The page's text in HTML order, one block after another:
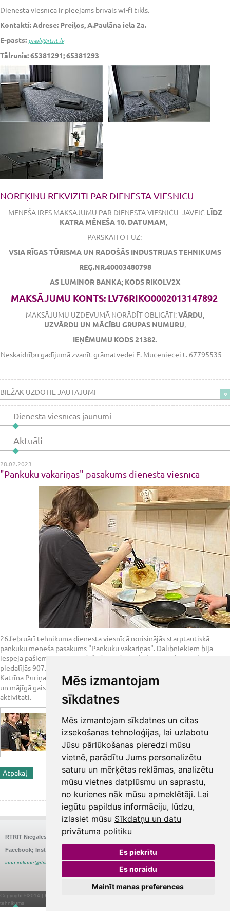
Mēs izmantojam
sīkdatnes
Mēs izmantojam sīkdatnes un citas
izsekošanas tehnoloģijas, lai uzlabotu
Jūsu pārlūkošanas pieredzi mūsu
vietnē, parādītu Jums personalizētu
saturu un mērķētas reklāmas, analizētu
mūsu vietnes datplūsmu un saprastu,
no kurienes nāk mūsu apmeklētāji. Lai
iegūtu papildus informāciju, lūdzu,
izlasiet mūsu Sīkdatņu un datu
privātuma politiku
Es piekrītu
Es noraidu
Mainīt manas preferences
Dienesta viesnīcā ir pieejams brīvais wi-fi tīkls.
Kontakti: Adrese: Preiļos, A.Paulāna iela 2a.
E-pasts: preili@rtrit.lv
Tālrunis: 65381291; 65381293
NORĒĶINU REKVIZĪTI PAR DIENESTA VIESNĪCU
MĒNEŠA ĪRES MAKSĀJUMU PAR DIENESTA VIESNĪCU JĀVEIC LĪDZ
KATRA MĒNEŠA 10. DATUMAM,
PĀRSKAITOT UZ:
VSIA RĪGAS TŪRISMA UN RADOŠĀS INDUSTRIJAS TEHNIKUMS
REĢ.NR.40003480798
AS LUMINOR BANKA; KODS RIKOLV2X
MAKSĀJUMU KONTS: LV76RIKO0002013147892
MAKSĀJUMU UZDEVUMĀ NORĀDĪT OBLIGĀTI:VĀRDU,
UZVĀRDU UN MĀCĪBU GRUPAS NUMURU,
IEŅĒMUMU KODS 21382.
Neskaidrību gadījumā zvanīt grāmatvedei E. Muceniecei t. 67795535
BIEŽĀK UZDOTIE JAUTĀJUMI
Dienesta viesnīcas jaunumi
Aktuāli
28.02.2023
"Pankūku vakariņas" pasākums dienesta viesnīcā
26.februārī tehnikuma dienesta viesnīcā norisinājās starptautiskā
pankūku mēnešā pasākums "Pankūku vakariņas". Dalībniekiem bija
iespēja pašiem pagatavot dažāda veida pankūkas. Pasākumā aktīvi
piedalījās 907.ist. iemītnieces Krišjāna Bruņeniece, Viktorija Baltace un
Katrīna Puriņa. Vakariņošana notika viesnīcas atpūtas telpā patīkamā
un mājīgā gaisotnē. Paldies jaunietēm par pasākuma organizēšanu un
aktivitāti.
Atpakaļ << Iepriekšējā ziņa Nākamā ziņa >>
Share
RTRIT Nīcgales Nīcgales iela 26, RīgaE-pasts: rtrit@rtrit.lv
Facebook; Instagram: Struktūrvienības vadītāja: Inna Jurkāne
inna.jurkane@rtrit.lv
Copyright ©2014 | Rīgas Tūrisma un radošās industrijas
tehnikums